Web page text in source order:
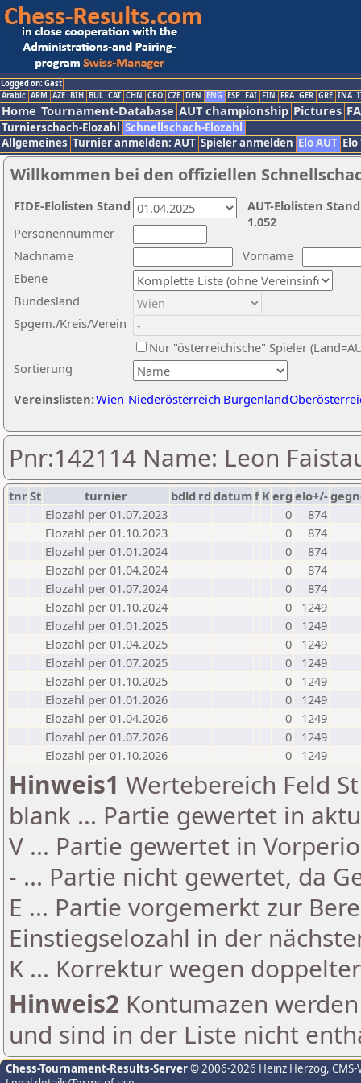
Logged on: Gast
Arabic ARM AZE BIH BUL CAT CHN CRO CZE DEN ENG ESP FAI FIN FRA GER GRE INA
Home Tournament-Database AUT championship Pictures
Turnierschach-Elozahl Schnellschach-Elozahl
Allgemeines Turnier anmelden: AUT Spieler anmelden Elo AUT
Willkommen bei den offiziellen
Nachname
Vorname
Ebene
Sortierung
Personennummer
Bundesland
Spgem./Kreis/Verein
Nur "österreichische" Spieler
Vereinslisten:Wien Niederösterreich Burgenland
AUT-Elolisten
1.052
FIDE-Elolisten Stand
Pnr:142114 Name: Leon
tnrSt turnier bdld rd datumf Kerg elo+/-
Elozahl per 01.07.2023
0
874
Elozahl per 01.10.2023
0
874
Elozahl per 01.01.2024
0
874
Elozahl per 01.04.2024
0
874
Elozahl per 01.07.2024
0
874
Elozahl per 01.10.2024
0
1249
Elozahl per 01.01.2025
0
1249
Elozahl per 01.04.2025
0
1249
Elozahl per 01.07.2025
0
1249
Elozahl per 01.10.2025
0
1249
Elozahl per 01.01.2026
0
1249
Elozahl per 01.04.2026
0
1249
Elozahl per 01.07.2026
0
1249
Elozahl per 01.10.2026
0 1249
Hinweis1 Wertebereich Feld
blank ... Partie gewertet in
V ... Partie gewertet in
- ... Partie nicht gewertet, da
E ... Partie vorgemerkt zur
Einstiegselozahl in der
K ... Korrektur wegen
Hinweis2 Kontumazen
und sind in der Liste nicht
Chess-Tournament-Results-Server© 2006-2026 Heinz Herzog,